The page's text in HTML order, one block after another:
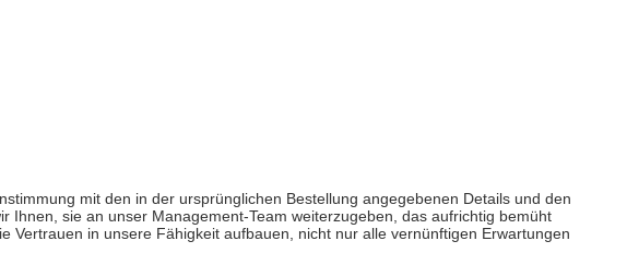
mit den in der ursprünglichen Bestellung angegebenen Details und den
sie an unser Management-Team weiterzugeben, das aufrichtig bemüht
in unsere Fähigkeit aufbauen, nicht nur alle vernünftigen Erwartungen